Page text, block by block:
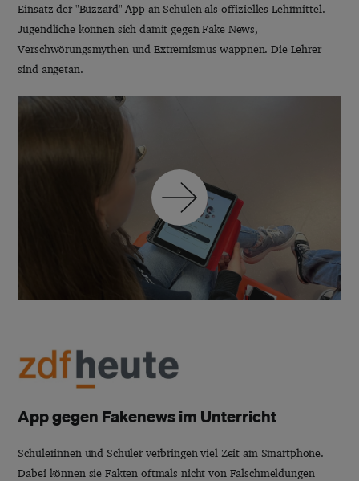
Einsatz der "Buzzard"-App an Schulen als offizielles Lehrmittel.
Jugendliche können sich damit gegen Fake News,
Verschwörungsmythen und Extremismus wappnen. Die Lehrer
sind angetan.
App gegen Fakenews im Unterricht
Schülerinnen und Schüler verbringen viel Zeit am Smartphone.
Dabei können sie Fakten oftmals nicht von Falschmeldungen